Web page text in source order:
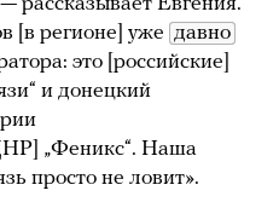
[в регионе] уже давно
это [российские]
и донецкий
„Феникс“. Наша
просто не ловит».